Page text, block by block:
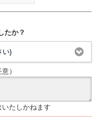
たか？
い)
）
たしかねます